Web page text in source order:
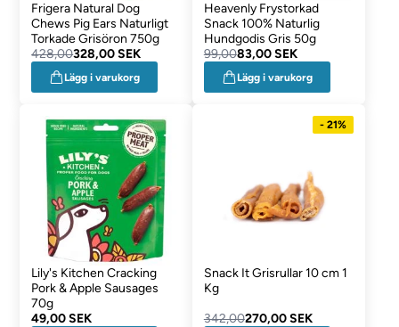
Frigera Natural Dog
Chews Pig Ears Naturligt
Torkade Grisöron 750g
428,00328,00 SEK
Lägg i varukorg
Heavenly Frystorkad
Snack 100% Naturlig
Hundgodis Gris 50g
99,0083,00 SEK
Lägg i varukorg
Lily's Kitchen Cracking
Pork & Apple Sausages
70g
49,00 SEK
- 21%
Snack It Grisrullar 10 cm 1
Kg
342,00270,00 SEK